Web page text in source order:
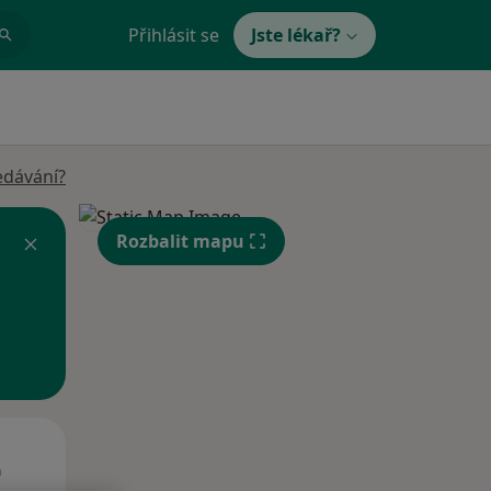
Přihlásit se Jste lékař?
Rozbalit mapu